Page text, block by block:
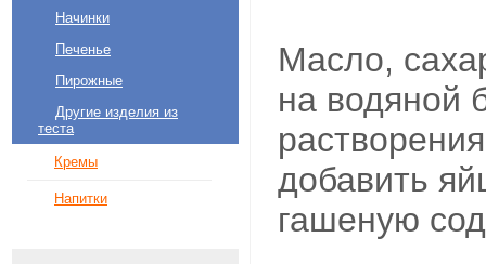
Начинки
Печенье
Пирожные
Другие изделия из
теста
Кремы
Напитки
Масло,
на водяной
добавить
гашеную